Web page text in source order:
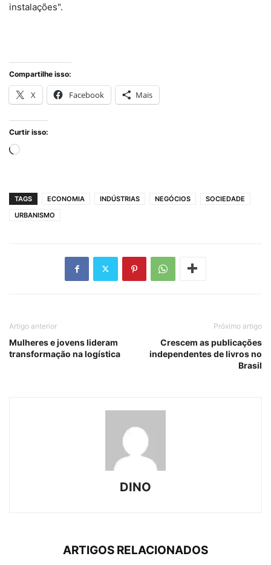
instalações".
Compartilhe isso:
X Facebook Mais
Curtir isso:
Carregando...
TAGS ECONOMIA INDÚSTRIAS NEGÓCIOS
SOCIEDADE
URBANISMO
Artigo anterior
Mulheres e jovens lideram
transformação na logística
Próximo artigo
Crescem as publicações
independentes de livros no
Brasil
DINO
ARTIGOS RELACIONADOS